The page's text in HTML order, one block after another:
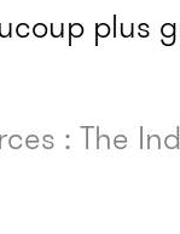
plus
: The